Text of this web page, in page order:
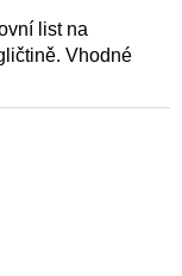
list na
Vhodné